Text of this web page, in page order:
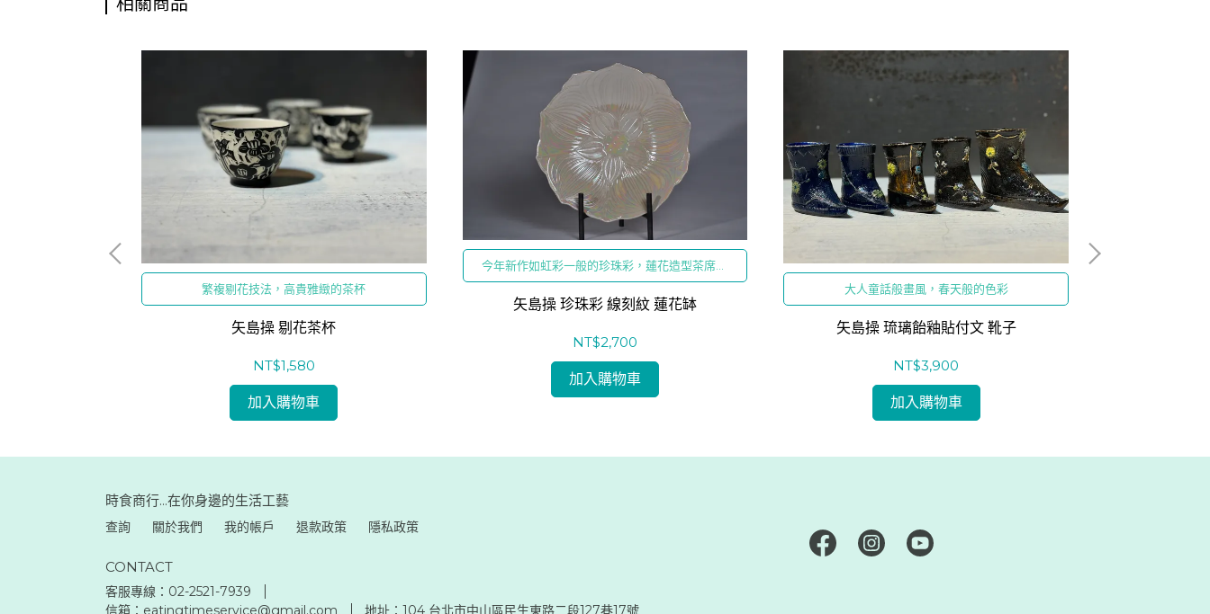
繁複剔花技法，高貴雅緻的茶杯
矢島操 剔花茶杯
NT$1,580
加入購物車
今年新作如虹彩一般的珍珠彩，蓮花造型茶席侍
佛皆宜
矢島操 珍珠彩 線刻紋 蓮花缽
NT$2,700
加入購物車
大人童話般畫風，春天般的色彩
矢島操 琉璃飴釉貼付文 靴子
NT$3,900
加入購物車
時食商行...在你身邊的生活工藝
查詢 關於我們 我的帳戶 退款政策 隱私政策
CONTACT
客服專線：02-2521-7939